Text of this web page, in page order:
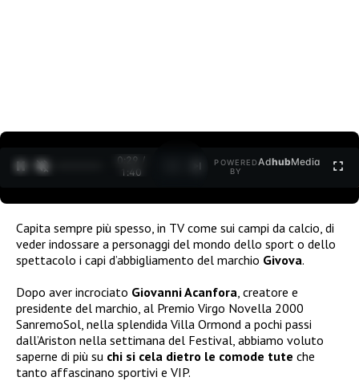
0:30 /
1:40
POWERED
BY
AdhubMedia
Capita sempre più spesso, in TV come sui campi da calcio, di
veder indossare a personaggi del mondo dello sport o dello
spettacolo i capi d’abbigliamento del marchio Givova.
Dopo aver incrociato Giovanni Acanfora , creatore e
presidente del marchio, al Premio Virgo Novella 2000
SanremoSol, nella splendida Villa Ormond a pochi passi
dall’Ariston nella settimana del Festival, abbiamo voluto
saperne di più su chi si cela dietro le comode tute che
tanto affascinano sportivi e VIP.